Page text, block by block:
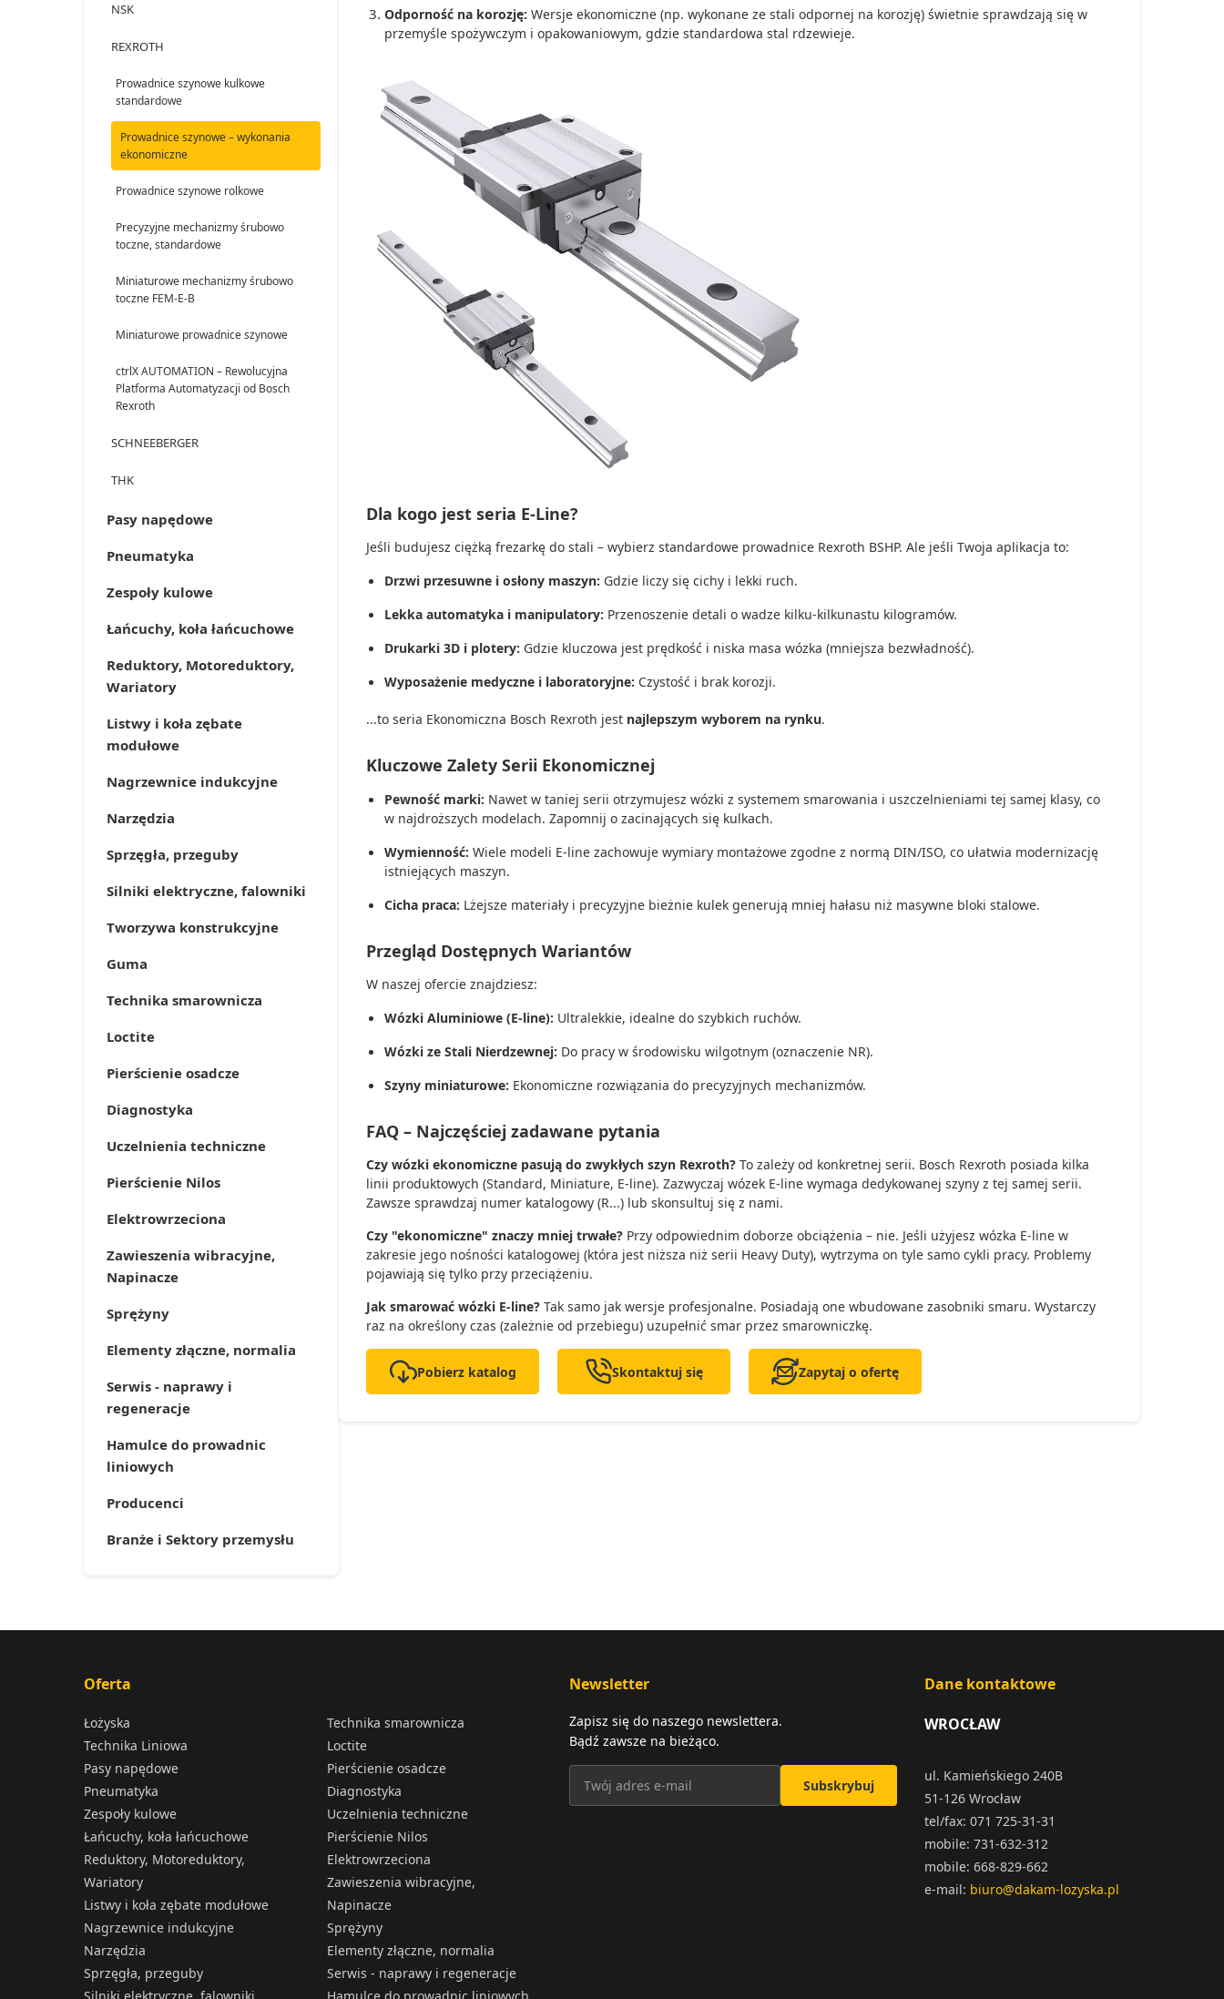
NSK
REXROTH
Prowadnice szynowe kulkowe
standardowe
Prowadnice szynowe – wykonania
ekonomiczne
Prowadnice szynowe rolkowe
Precyzyjne mechanizmy śrubowo
toczne, standardowe
Miniaturowe mechanizmy śrubowo
toczne FEM-E-B
Miniaturowe prowadnice szynowe
ctrlX AUTOMATION – Rewolucyjna
Platforma Automatyzacji od Bosch
Rexroth
SCHNEEBERGER
THK
Pasy napędowe
Pneumatyka
Zespoły kulowe
Łańcuchy, koła łańcuchowe
Reduktory, Motoreduktory,
Wariatory
Listwy i koła zębate
modułowe
Nagrzewnice indukcyjne
Narzędzia
Sprzęgła, przeguby
Silniki elektryczne, falowniki
Tworzywa konstrukcyjne
Guma
Technika smarownicza
Loctite
Pierścienie osadcze
Diagnostyka
Uczelnienia techniczne
Pierścienie Nilos
Elektrowrzeciona
Zawieszenia wibracyjne,
Napinacze
Sprężyny
Elementy złączne, normalia
Serwis - naprawy i
regeneracje
Hamulce do prowadnic
liniowych
Producenci
Branże i Sektory przemysłu
Odporność na korozję: Wersje ekonomiczne (np. wykonane ze stali odpornej na korozję) świetnie sprawdzają się w
przemyśle spożywczym i opakowaniowym, gdzie standardowa stal rdzewieje.
Dla kogo jest seria E-Line?
Jeśli budujesz ciężką frezarkę do stali – wybierz standardowe prowadnice Rexroth BSHP. Ale jeśli Twoja aplikacja to:
Drzwi przesuwne i osłony maszyn: Gdzie liczy się cichy i lekki ruch.
Lekka automatyka i manipulatory: Przenoszenie detali o wadze kilku-kilkunastu kilogramów.
Drukarki 3D i plotery: Gdzie kluczowa jest prędkość i niska masa wózka (mniejsza bezwładność).
Wyposażenie medyczne i laboratoryjne: Czystość i brak korozji.
...to seria Ekonomiczna Bosch Rexroth jest najlepszym wyborem na rynku.
Kluczowe Zalety Serii Ekonomicznej
Pewność marki: Nawet w taniej serii otrzymujesz wózki z systemem smarowania i uszczelnieniami tej samej klasy, co
w najdroższych modelach. Zapomnij o zacinających się kulkach.
Wymienność: Wiele modeli E-line zachowuje wymiary montażowe zgodne z normą DIN/ISO, co ułatwia modernizację
istniejących maszyn.
Cicha praca: Lżejsze materiały i precyzyjne bieżnie kulek generują mniej hałasu niż masywne bloki stalowe.
Przegląd Dostępnych Wariantów
W naszej ofercie znajdziesz:
Wózki Aluminiowe (E-line): Ultralekkie, idealne do szybkich ruchów.
Wózki ze Stali Nierdzewnej: Do pracy w środowisku wilgotnym (oznaczenie NR).
Szyny miniaturowe: Ekonomiczne rozwiązania do precyzyjnych mechanizmów.
FAQ – Najczęściej zadawane pytania
Czy wózki ekonomiczne pasują do zwykłych szyn Rexroth? To zależy od konkretnej serii. Bosch Rexroth posiada kilka
linii produktowych (Standard, Miniature, E-line). Zazwyczaj wózek E-line wymaga dedykowanej szyny z tej samej serii.
Zawsze sprawdzaj numer katalogowy (R...) lub skonsultuj się z nami.
Czy "ekonomiczne" znaczy mniej trwałe? Przy odpowiednim doborze obciążenia – nie. Jeśli użyjesz wózka E-line w
zakresie jego nośności katalogowej (która jest niższa niż serii Heavy Duty), wytrzyma on tyle samo cykli pracy. Problemy
pojawiają się tylko przy przeciążeniu.
Jak smarować wózki E-line? Tak samo jak wersje profesjonalne. Posiadają one wbudowane zasobniki smaru. Wystarczy
raz na określony czas (zależnie od przebiegu) uzupełnić smar przez smarowniczkę.
Pobierz katalog Skontaktuj się Zapytaj o ofertę
Oferta
Łożyska
Technika Liniowa
Pasy napędowe
Pneumatyka
Zespoły kulowe
Łańcuchy, koła łańcuchowe
Reduktory, Motoreduktory,
Wariatory
Listwy i koła zębate modułowe
Nagrzewnice indukcyjne
Narzędzia
Sprzęgła, przeguby
Technika smarownicza
Loctite
Pierścienie osadcze
Diagnostyka
Uczelnienia techniczne
Pierścienie Nilos
Elektrowrzeciona
Zawieszenia wibracyjne,
Napinacze
Sprężyny
Elementy złączne, normalia
Serwis - naprawy i regeneracje
Newsletter
Zapisz się do naszego newslettera.
Bądź zawsze na bieżąco.
Subskrybuj
Dane kontaktowe
WROCŁAW
ul. Kamieńskiego 240B
51-126 Wrocław
tel/fax: 071 725-31-31
mobile: 731-632-312
mobile: 668-829-662
e-mail: biuro@dakam-lozyska.pl